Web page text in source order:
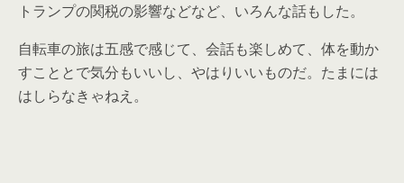
トランプの関税の影響などなど、いろんな話もした。
自転車の旅は五感で感じて、会話も楽しめて、体を動か
すこととで気分もいいし、やはりいいものだ。たまには
はしらなきゃねえ。